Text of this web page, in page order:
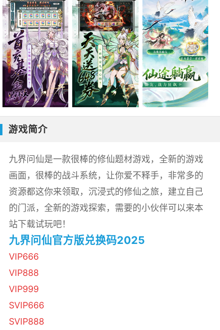
游戏简介
九界问仙是一款很棒的修仙题材游戏，全新的游戏
画面，很棒的战斗系统，让你爱不释手，非常多的
资源都这你来领取，沉浸式的修仙之旅，建立自己
的门派，全新的游戏探索，需要的小伙伴可以来本
站下载试玩吧！
九界问仙官方版兑换码2025
VIP666
VIP888
VIP999
SVIP666
SVIP888